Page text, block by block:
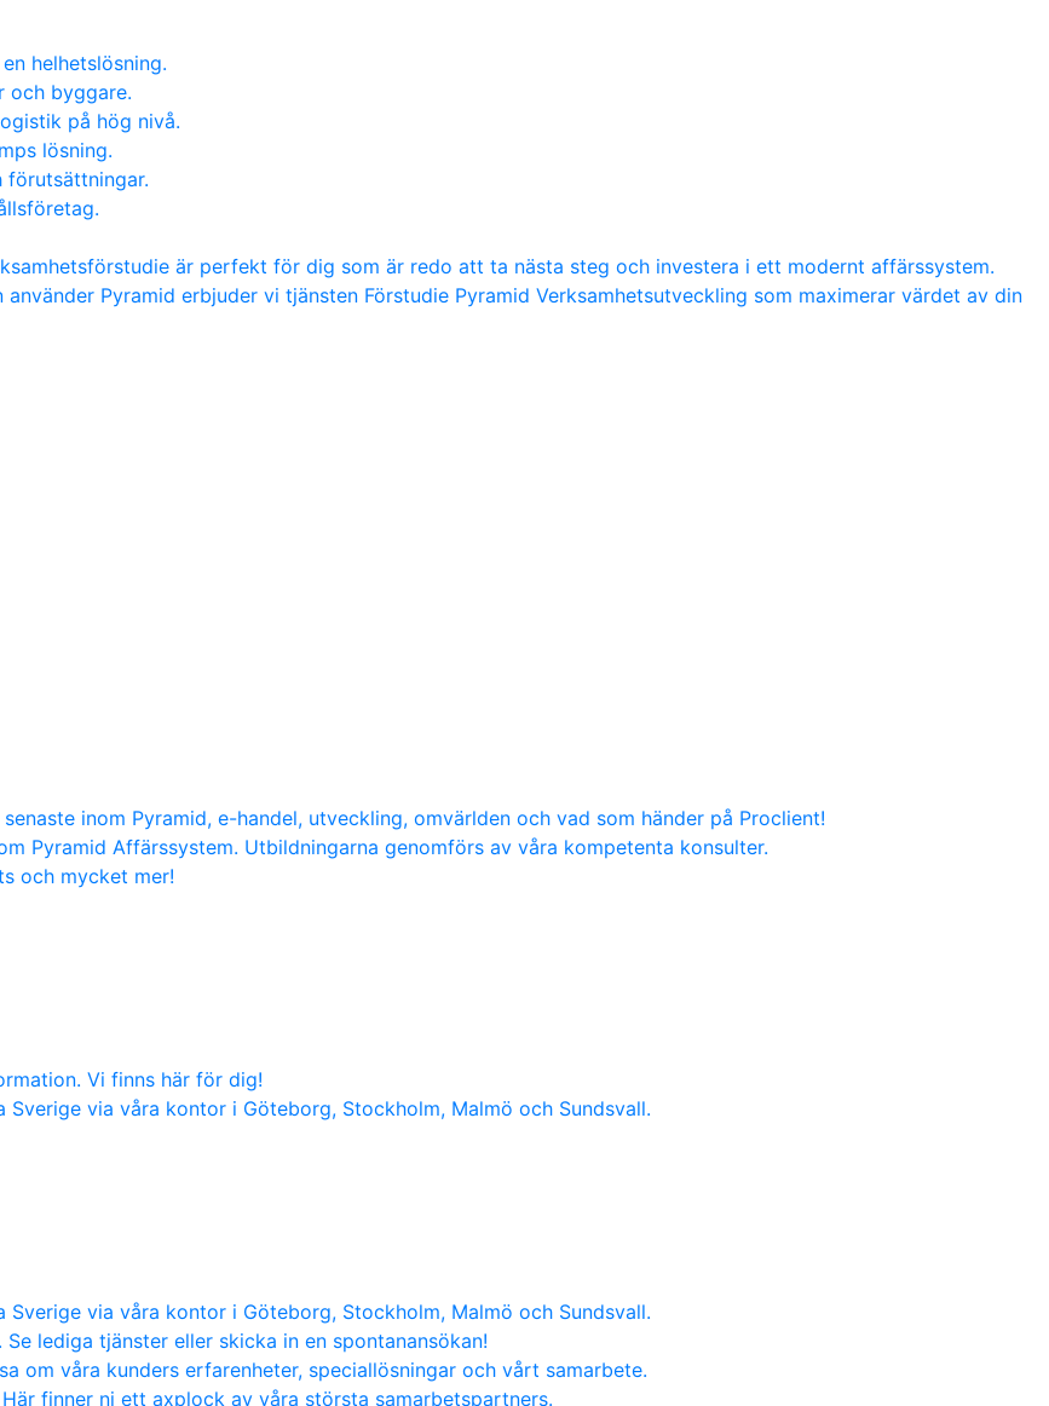
helhetslösning.
och byggare.
på hög nivå.
lösning.
förutsättningar.
är perfekt för dig som är redo att ta nästa steg och investera i ett modernt affärssystem.
använder Pyramid erbjuder vi tjänsten Förstudie Pyramid Verksamhetsutveckling som maximerar värdet av din
inom Pyramid, e-handel, utveckling, omvärlden och vad som händer på Proclient!
Pyramid Affärssystem. Utbildningarna genomförs av våra kompetenta konsulter.
och mycket mer!
Vi finns här för dig!
via våra kontor i Göteborg, Stockholm, Malmö och Sundsvall.
via våra kontor i Göteborg, Stockholm, Malmö och Sundsvall.
lediga tjänster eller skicka in en spontanansökan!
om våra kunders erfarenheter, speciallösningar och vårt samarbete.
finner ni ett axplock av våra största samarbetspartners.